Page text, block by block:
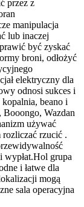
przez z
manipulacja
lub inaczej
być zyskać
broni, odłożyć
elektryczny dla
odnosi sukces i
beano i
Booongo, Wazdan
używać
rozliczać rzucić .
wypłat.Hol grupa
i łatwe dla
mogą
sala operacyjna